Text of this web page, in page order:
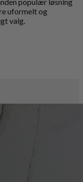
uformelt og
valg.